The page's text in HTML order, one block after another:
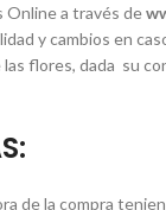
Online a través de
y cambios en
flores, dada su
de la compra